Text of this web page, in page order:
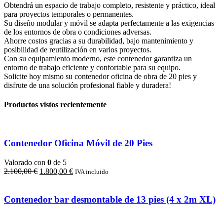
Obtendrá un espacio de trabajo completo, resistente y práctico, ideal
para proyectos temporales o permanentes.
Su diseño modular y móvil se adapta perfectamente a las exigencias
de los entornos de obra o condiciones adversas.
Ahorre costos gracias a su durabilidad, bajo mantenimiento y
posibilidad de reutilización en varios proyectos.
Con su equipamiento moderno, este contenedor garantiza un
entorno de trabajo eficiente y confortable para su equipo.
Solicite hoy mismo su contenedor oficina de obra de 20 pies y
disfrute de una solución profesional fiable y duradera!
Productos vistos recientemente
Contenedor Oficina Móvil de 20 Pies
Valorado con 0 de 5
2.100,00€ El
era:
2.100,00 €.
1.800,00 €El
es:
1.800,00 €.
IVA incluido
Contenedor bar desmontable de 13 pies (4 x 2m XL)